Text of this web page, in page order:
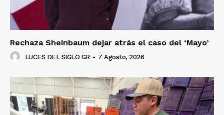
Rechaza Sheinbaum dejar atrás el caso del ‘Mayo’
LUCES DEL SIGLO GR - 7 Agosto, 2026